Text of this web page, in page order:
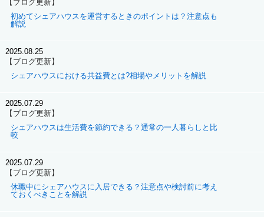
【ブログ更新】
初めてシェアハウスを運営するときのポイントは？注意点も
解説
2025.08.25
【ブログ更新】
シェアハウスにおける共益費とは?相場やメリットを解説
2025.07.29
【ブログ更新】
シェアハウスは生活費を節約できる？通常の一人暮らしと比
較
2025.07.29
【ブログ更新】
休職中にシェアハウスに入居できる？注意点や検討前に考え
ておくべきことを解説